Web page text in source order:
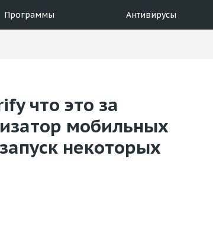
Программы Антивирусы
что это за
мобильных
некоторых